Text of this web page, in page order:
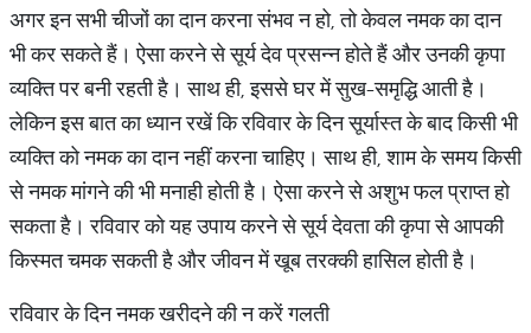
अगर इन सभी चीजों का दान करना संभव न हो, तो केवल नमक का दान
भी कर सकते हैं। ऐसा करने से सूर्य देव प्रसन्न होते हैं और उनकी कृपा
व्यक्ति पर बनी रहती है। साथ ही, इससे घर में सुख-समृद्धि आती है।
लेकिन इस बात का ध्यान रखें कि रविवार के दिन सूर्यास्त के बाद किसी भी
व्यक्ति को नमक का दान नहीं करना चाहिए। साथ ही, शाम के समय किसी
से नमक मांगने की भी मनाही होती है। ऐसा करने से अशुभ फल प्राप्त हो
सकता है। रविवार को यह उपाय करने से सूर्य देवता की कृपा से आपकी
किस्मत चमक सकती है और जीवन में खूब तरक्की हासिल होती है।
रविवार के दिन नमक खरीदने की न करें गलती